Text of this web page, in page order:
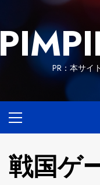
content
PR：本サイ
Menu
戦国ゲ